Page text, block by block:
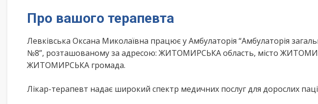
Про вашого терапевта
Левківська Оксана Миколаївна працює у Амбулаторія “Амбулаторія
№8”, розташованому за адресою: ЖИТОМИРСЬКА область, місто
ЖИТОМИРСЬКА громада.
Лікар-терапевт надає широкий спектр медичних послуг для дорослих